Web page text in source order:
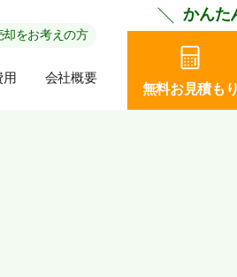
却をお考えの方
用 会社概要
かんた
無料お見積もり